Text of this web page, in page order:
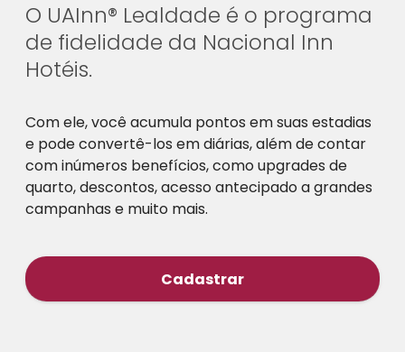
O UAInn® Lealdade é o programa
de fidelidade da Nacional Inn
Hotéis.
Com ele, você acumula pontos em suas estadias
e pode convertê-los em diárias, além de contar
com inúmeros benefícios, como upgrades de
quarto, descontos, acesso antecipado a grandes
campanhas e muito mais.
Cadastrar